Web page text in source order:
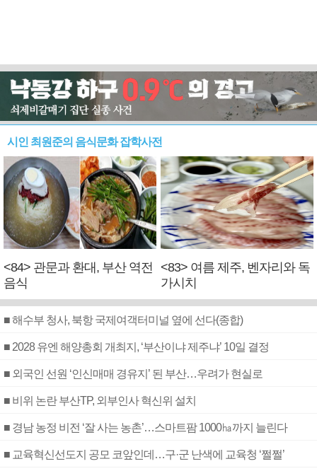
시인 최원준의 음식문화 잡학사전
<84> 관문과 환대, 부산 역전
음식
<83> 여름 제주, 벤자리와 독
가시치
■ 해수부 청사, 북항 국제여객터미널 옆에 선다(종합)
■ 2028 유엔 해양총회 개최지, ‘부산이냐 제주냐’ 10일 결정
■ 외국인 선원 ‘인신매매 경유지’ 된 부산…우려가 현실로
■ 비위 논란 부산TP, 외부인사 혁신위 설치
■ 경남 농정 비전 ‘잘 사는 농촌’…스마트팜 1000㏊까지 늘린다
■ 교육혁신선도지 공모 코앞인데…구·군 난색에 교육청 ‘쩔쩔’